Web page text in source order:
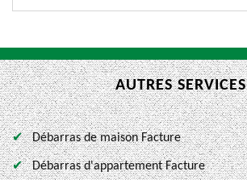
AUTRES SERVICES
Débarras de maison Facture
Débarras d'appartement Facture